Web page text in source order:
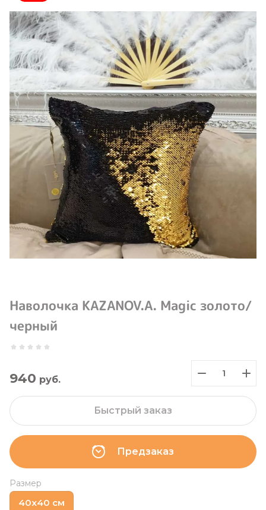
Наволочка KAZANOV.A. Magic золото/
черный
940 руб.
Предзаказ
Быстрый заказ
Размер
40х40 см